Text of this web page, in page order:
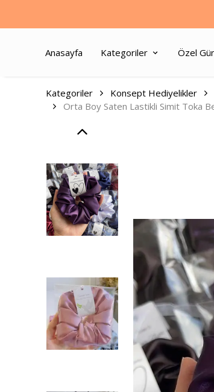
Anasayfa Kategoriler Özel
Kategoriler Konsept Hediyelikler
Orta Boy Saten Lastikli Simit Toka